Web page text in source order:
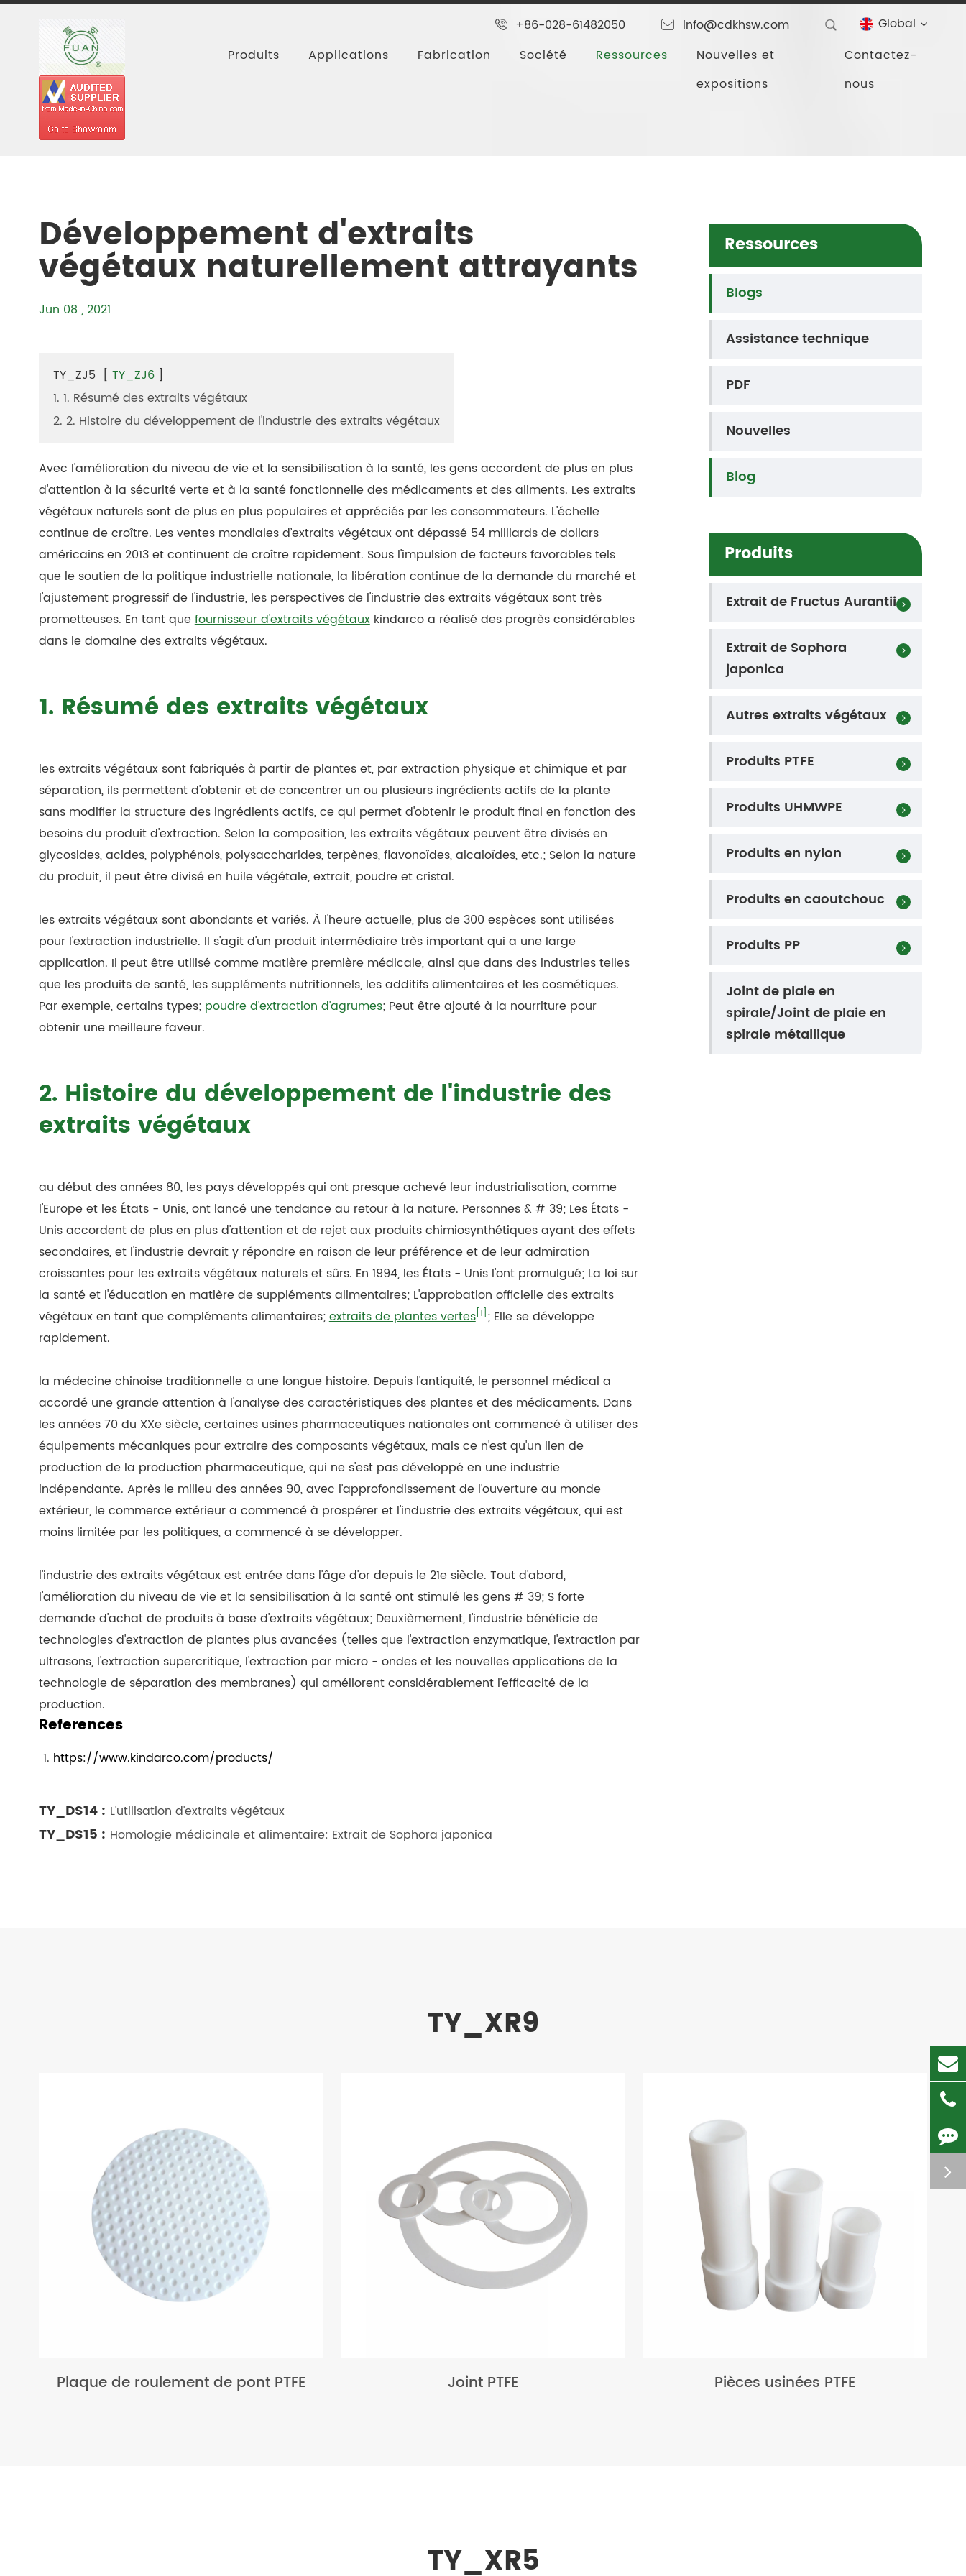
+86-028-61482050 info@cdkhsw.com
Global
Produits
Applications Fabrication Société Ressources
Nouvelles et
expositions
Contactez-
nous
Accueil
Développement d'extraits
végétaux naturellement attrayants
Jun 08 , 2021
TY_ZJ5 [ TY_ZJ6 ]
1. 1. Résumé des extraits végétaux
2. 2. Histoire du développement de l'industrie des extraits végétaux
Avec l'amélioration du niveau de vie et la sensibilisation à la santé, les gens accordent de plus en plus
d'attention à la sécurité verte et à la santé fonctionnelle des médicaments et des aliments. Les extraits
végétaux naturels sont de plus en plus populaires et appréciés par les consommateurs. L'échelle
continue de croître. Les ventes mondiales d’extraits végétaux ont dépassé 54 milliards de dollars
américains en 2013 et continuent de croître rapidement. Sous l'impulsion de facteurs favorables tels
que le soutien de la politique industrielle nationale, la libération continue de la demande du marché et
l'ajustement progressif de l'industrie, les perspectives de l'industrie des extraits végétaux sont très
prometteuses. En tant quefournisseur d'extraits végétauxkindarco a réalisé des progrès considérables
dans le domaine des extraits végétaux.
1. Résumé des extraits végétaux
les extraits végétaux sont fabriqués à partir de plantes et, par extraction physique et chimique et par
séparation, ils permettent d'obtenir et de concentrer un ou plusieurs ingrédients actifs de la plante
sans modifier la structure des ingrédients actifs, ce qui permet d'obtenir le produit final en fonction des
besoins du produit d'extraction. Selon la composition, les extraits végétaux peuvent être divisés en
glycosides, acides, polyphénols, polysaccharides, terpènes, flavonoïdes, alcaloïdes, etc.; Selon la nature
du produit, il peut être divisé en huile végétale, extrait, poudre et cristal.
les extraits végétaux sont abondants et variés. À l'heure actuelle, plus de 300 espèces sont utilisées
pour l'extraction industrielle. Il s'agit d'un produit intermédiaire très important qui a une large
application. Il peut être utilisé comme matière première médicale, ainsi que dans des industries telles
que les produits de santé, les suppléments nutritionnels, les additifs alimentaires et les cosmétiques.
Par exemple, certains types; poudre d'extraction d'agrumes; Peut être ajouté à la nourriture pour
obtenir une meilleure faveur.
2. Histoire du développement de l'industrie des
extraits végétaux
au début des années 80, les pays développés qui ont presque achevé leur industrialisation, comme
l'Europe et les États - Unis, ont lancé une tendance au retour à la nature. Personnes & # 39; Les États -
Unis accordent de plus en plus d'attention et de rejet aux produits chimiosynthétiques ayant des effets
secondaires, et l'industrie devrait y répondre en raison de leur préférence et de leur admiration
croissantes pour les extraits végétaux naturels et sûrs. En 1994, les États - Unis l'ont promulgué; La loi sur
la santé et l'éducation en matière de suppléments alimentaires; L'approbation officielle des extraits
végétaux en tant que compléments alimentaires;extraits de plantes vertes[1]; Elle se développe
rapidement.
la médecine chinoise traditionnelle a une longue histoire. Depuis l'antiquité, le personnel médical a
accordé une grande attention à l'analyse des caractéristiques des plantes et des médicaments. Dans
les années 70 du XXe siècle, certaines usines pharmaceutiques nationales ont commencé à utiliser des
équipements mécaniques pour extraire des composants végétaux, mais ce n'est qu'un lien de
production de la production pharmaceutique, qui ne s'est pas développé en une industrie
indépendante. Après le milieu des années 90, avec l'approfondissement de l'ouverture au monde
extérieur, le commerce extérieur a commencé à prospérer et l'industrie des extraits végétaux, qui est
moins limitée par les politiques, a commencé à se développer.
l'industrie des extraits végétaux est entrée dans l'âge d'or depuis le 21e siècle. Tout d'abord,
l'amélioration du niveau de vie et la sensibilisation à la santé ont stimulé les gens # 39; S forte
demande d'achat de produits à base d'extraits végétaux; Deuxièmement, l'industrie bénéficie de
technologies d'extraction de plantes plus avancées (telles que l'extraction enzymatique, l'extraction par
ultrasons, l'extraction supercritique, l'extraction par micro - ondes et les nouvelles applications de la
technologie de séparation des membranes) qui améliorent considérablement l'efficacité de la
production.
References
https://www.kindarco.com/products/
TY_DS14 : L'utilisation d'extraits végétaux
TY_DS15 : Homologie médicinale et alimentaire: Extrait de Sophora japonica
Ressources
Blogs
Assistance technique
PDF
Nouvelles
Blog
Produits
Extrait de Fructus Aurantii
Extrait de Sophora
japonica
Autres extraits végétaux
Produits PTFE
Produits UHMWPE
Produits en nylon
Produits en caoutchouc
Produits PP
Joint de plaie en
spirale/Joint de plaie en
spirale métallique
TY_XR9
Plaque de roulement de pont PTFE Joint PTFE Pièces usinées PTFE
TY_XR5